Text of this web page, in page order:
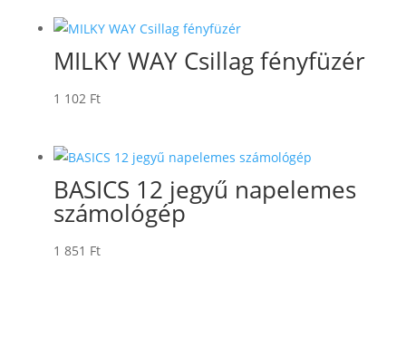
MILKY WAY Csillag fényfüzér
1 102 Ft
BASICS 12 jegyű napelemes
számológép
1 851 Ft